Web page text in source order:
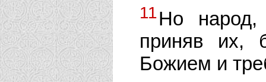
11Но
приняв их,
Божием и